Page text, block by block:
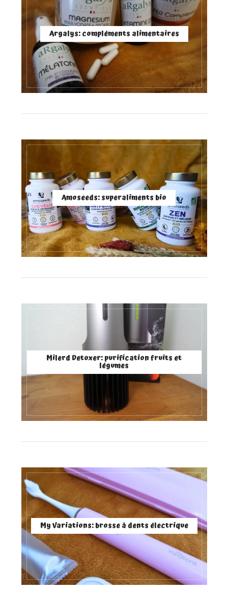
Argalys: compléments alimentaires
Amoseeds: superaliments bio
Milerd Detoxer: purification fruits et
légumes
My Variations: brosse à dents électrique